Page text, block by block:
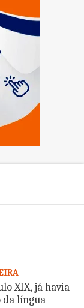
XIX, já havia
língua